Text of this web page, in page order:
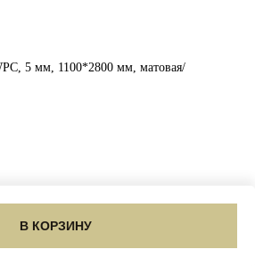
В КОРЗИНУ
5 мм, 1100*2800 мм, матовая/